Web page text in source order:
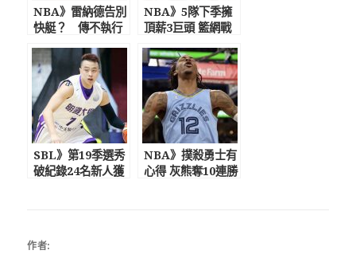
NBA》雷納德告別
快艇？ 傳不執行
項投入FA
NBA》5隊下季擁
頂薪3巨頭 籃網戰
湖人：有我們在就
不會贏
SBL》第19季選秀
破紀錄24名新人獲
NBA》撲殺勇士有
心得 灰熊奪10連勝
作者: